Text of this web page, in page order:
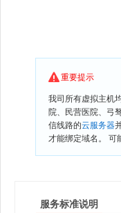
重要提示
我司所有虚拟主机
院、民营医院、弓
信线路的云服务器
才能绑定域名。 可
服务标准说明